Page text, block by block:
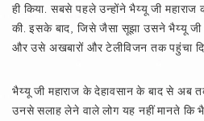
ही किया. सबसे पहले उन्होंने भैय्यू जी
की. इसके बाद, जिसे जैसा सूझा उसने भैय्यू जी
और उसे अखबारों और टेलीविजन तक पहुंचा
भैय्यू जी महाराज के देहावसान के बाद से अब
उनसे सलाह लेने वाले लोग यह नहीं मानते कि